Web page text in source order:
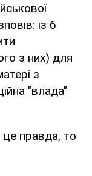
із 6
з них) для
з
"влада"
правда, то